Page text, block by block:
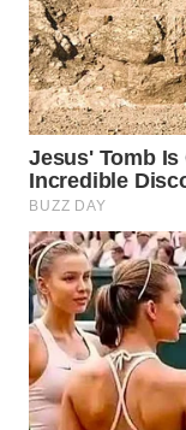
WAHANA
SPORT
WAHANA
UMKM
WAHANA
SELEB
WAHANA
PERSONA
WAHANA
OTOMOTIF